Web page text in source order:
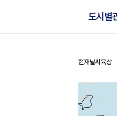
도시별
홈
현재날씨 육상